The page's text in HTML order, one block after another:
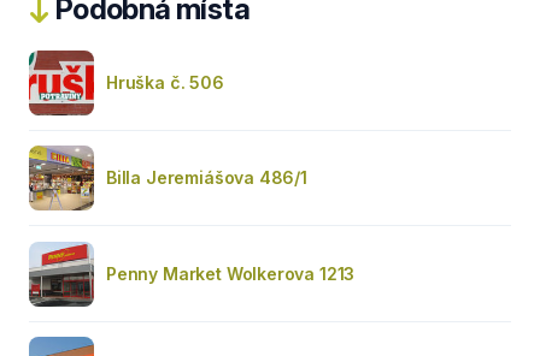
Podobná místa
Hruška č. 506
Billa Jeremiášova 486/1
Penny Market Wolkerova 1213